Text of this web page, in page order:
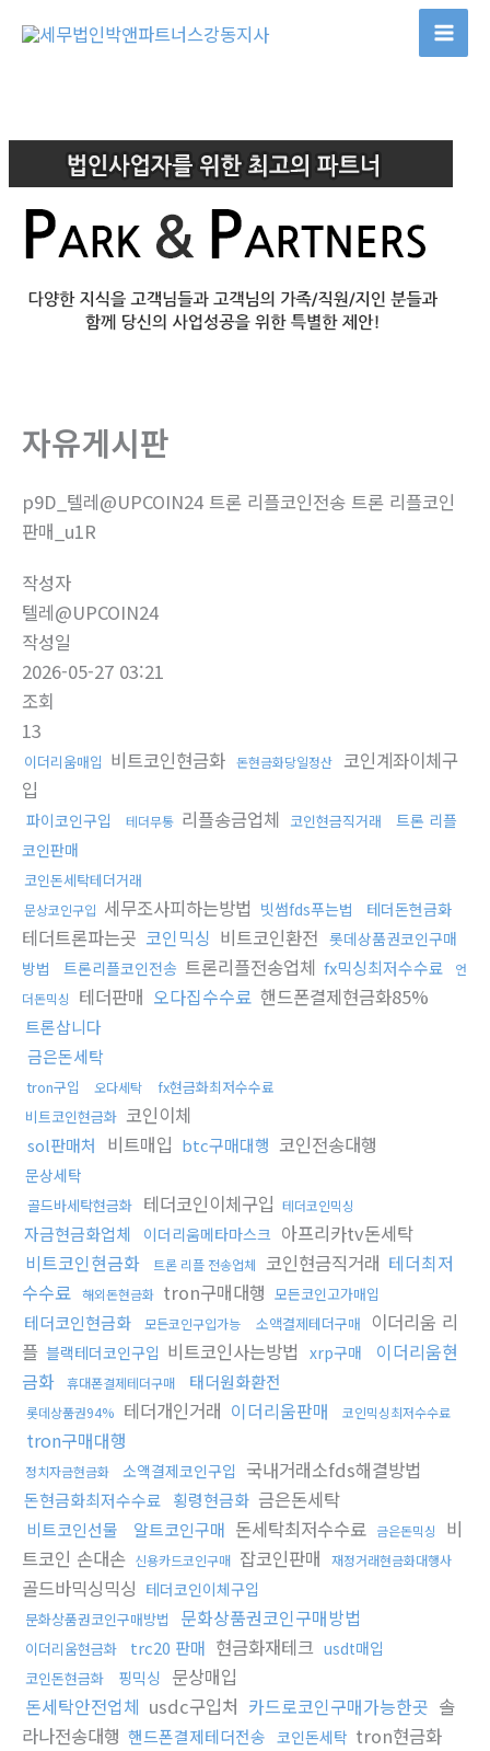
뛰
자유게시판
p9D_텔레@UPCOIN24 트론 리플코인전송 트론 리플코인
판매_u1R
작성자
텔레@UPCOIN24
작성일
2026-05-27 03:21
조회
13
이더리움매입 비트코인현금화 돈현금화당일정산 코인계좌이체구
입
파이코인구입 테더무통 리플송금업체 코인현금직거래
트론 리플
코인판매
코인돈세탁테더거래
문상코인구입 세무조사피하는방법 빗썸fds푸는법 테더돈현금화
테더트론파는곳 코인믹싱 비트코인환전 롯데상품권코인구매
방법
트론리플코인전송 트론리플전송업체 fx믹싱최저수수료
언
더돈믹싱
테더판매 오다집수수료 핸드폰결제현금화85%
트론삽니다
금은돈세탁
tron구입 오다세탁
fx현금화최저수수료
비트코인현금화 코인이체
sol판매처 비트매입 btc구매대행 코인전송대행
문상세탁
골드바세탁현금화 테더코인이체구입 테더코인믹싱
자금현금화업체 이더리움메타마스크 아프리카tv돈세탁
비트코인현금화
트론 리플 전송업체 코인현금직거래 테더최저
수수료 해외돈현금화 tron구매대행 모든코인고가매입
테더코인현금화 모든코인구입가능 소액결제테더구매
이더리움 리
플 블랙테더코인구입 비트코인사는방법 xrp구매
이더리움현
금화
휴대폰결제테더구매 태더원화환전
롯데상품권94% 테더개인거래 이더리움판매 코인믹싱최저수수료
tron구매대행
정치자금현금화 소액결제코인구입 국내거래소fds해결방법
돈현금화최저수수료 횡령현금화 금은돈세탁
비트코인선물 알트코인구매 돈세탁최저수수료 금은돈믹싱
비
트코인 손대손 신용카드코인구매 잡코인판매 재정거래현금화대행사
골드바믹싱믹싱 테더코인이체구입
문화상품권코인구매방법 문화상품권코인구매방법
이더리움현금화 trc20 판매 현금화재테크 usdt매입
코인돈현금화 핑믹싱 문상매입
돈세탁안전업체 usdc구입처 카드로코인구매가능한곳 솔
라나전송대행 핸드폰결제테더전송 코인돈세탁 tron현금화